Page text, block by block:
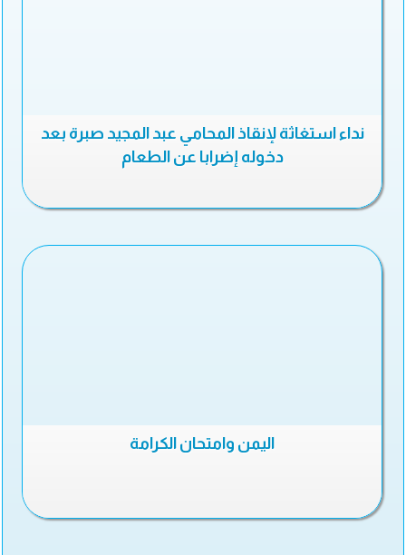
نداء استغاثة لإنقاذ المحامي عبد المجيد صبرة بعد
دخوله إضرابا عن الطعام
اليمن وامتحان الكرامة